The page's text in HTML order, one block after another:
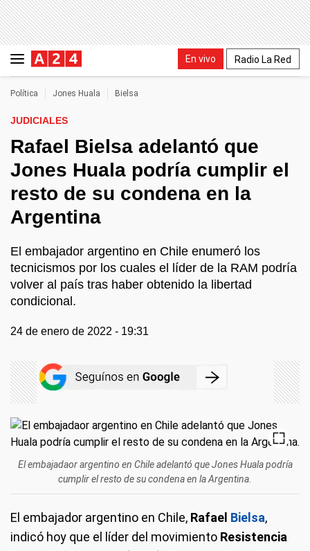
En vivo Radio La Red
Política Jones Huala Bielsa
JUDICIALES
Rafael Bielsa adelantó que
Jones Huala podría cumplir el
resto de su condena en la
Argentina
El embajador argentino en Chile enumeró los
tecnicismos por los cuales el líder de la RAM podría
volver al país tras haber obtenido la libertad
condicional.
24 de enero de 2022 - 19:31
El embajadaor argentino en Chile adelantó que Jones Huala podría
cumplir el resto de su condena en la Argentina.
El embajador argentino en Chile, Rafael Bielsa,
indicó hoy que el líder del movimiento Resistencia